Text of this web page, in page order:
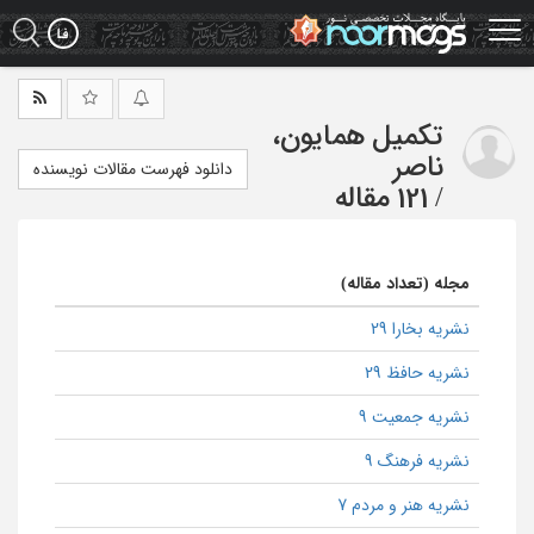
Skip
to
main
تکمیل همایون،
ناصر
/ 121 مقاله
دانلود فهرست مقالات نویسنده
مجله (تعداد مقاله)
نشریه بخارا 29
نشریه حافظ 29
نشریه جمعیت 9
نشریه فرهنگ 9
نشریه هنر و مردم 7